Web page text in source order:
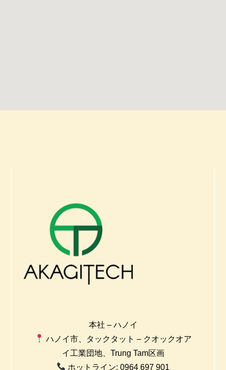
本社 – ハノイ
ハノイ市、タックタット – クオックオア
イ工業団地、Trung Tam区画
ホットライン: 0964 697 901